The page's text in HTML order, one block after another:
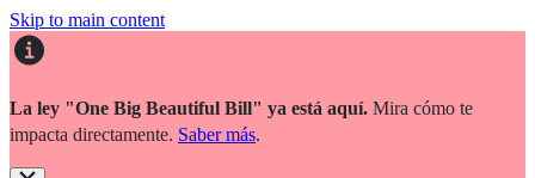
Skip to main content
La ley "One Big Beautiful Bill" ya está aquí. Mira cómo te
impacta directamente. Saber más.